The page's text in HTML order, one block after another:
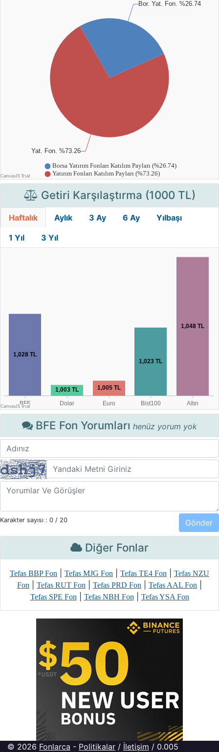
Getiri Karşılaştırma (1000 TL)
Haftalık Aylık 3 Ay 6 Ay Yılbaşı
1 Yıl 3 Yıl
BFE Fon Yorumları henüz yorum yok
Karakter sayısı : 0 / 20
Diğer Fonlar
Tefas BBP Fon Tefas MJG Fon Tefas TE4 Fon
Tefas NZU
Fon
Tefas RUT Fon Tefas PRD Fon Tefas AAL Fon
Tefas SPE Fon| Tefas NBH Fon| Tefas YSA Fon
© 2026 Fonlarca - Politikalar / İletişim / 0.005